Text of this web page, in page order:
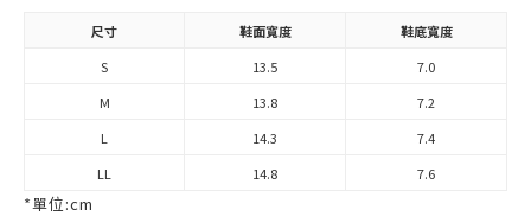
尺寸 鞋面寬度
鞋底寬度
S
13.5
7.0
M
13.8
7.2
L
14.3
7.4
LL
14.8 7.6
*單位:cm